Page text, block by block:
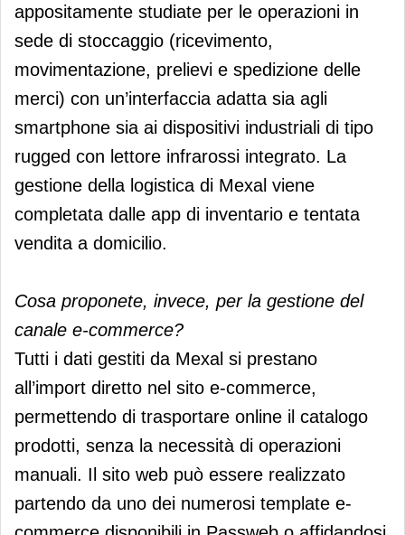
appositamente studiate per le operazioni in
sede di stoccaggio (ricevimento,
movimentazione, prelievi e spedizione delle
merci) con un’interfaccia adatta sia agli
smartphone sia ai dispositivi industriali di tipo
rugged con lettore infrarossi integrato. La
gestione della logistica di Mexal viene
completata dalle app di inventario e tentata
vendita a domicilio.
Cosa proponete, invece, per la gestione del
canale e-commerce?
Tutti i dati gestiti da Mexal si prestano
all’import diretto nel sito e-commerce,
permettendo di trasportare online il catalogo
prodotti, senza la necessità di operazioni
manuali. Il sito web può essere realizzato
partendo da uno dei numerosi template e-